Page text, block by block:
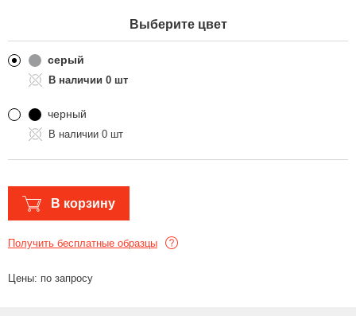
Telegram
Выберите цвет
серый
0 шт
черный
0 шт
В корзину
Получить бесплатные образцы
Цены: по запросу